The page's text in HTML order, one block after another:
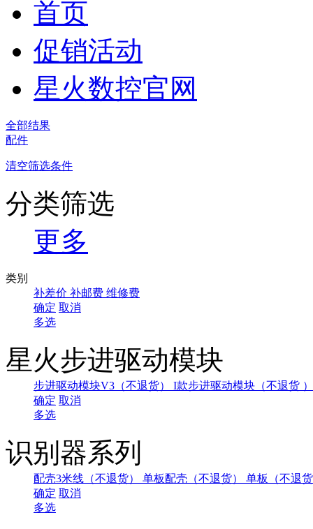
首页
促销活动
星火数控官网
全部结果
配件
清空筛选条件
分类筛选
更多
类别
补差价 补邮费 维修费
确定 取消
多选
星火步进驱动模块
步进驱动模块V3（不退货）
I款步进驱动模块（不退货 ）
确定 取消
多选
识别器系列
配壳3米线（不退货） 单板配壳（不退货）
单板（不退
确定 取消
多选